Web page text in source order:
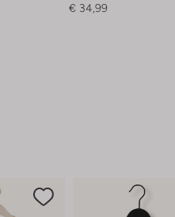
€ 34,99